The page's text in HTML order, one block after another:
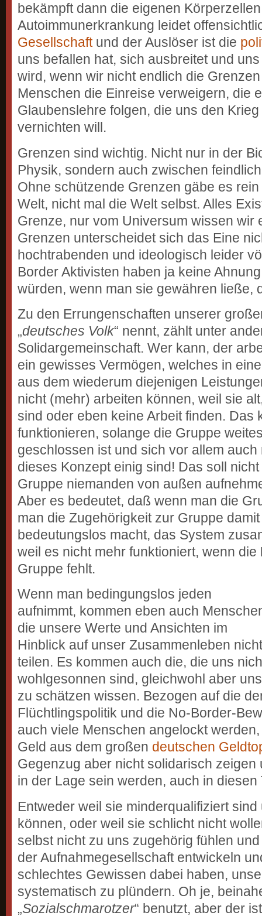
bekämpft dann die eigenen
Autoimmunerkrankung leidet
Gesellschaftund der Auslöser ist die
uns befallen hat, sich ausbreitet und
wird, wenn wir nicht endlich die
Menschen die Einreise verweigern, die
Glaubenslehre folgen, die uns den
vernichten will.
Grenzen sind wichtig. Nicht nur in der
Physik, sondern auch zwischen
Ohne schützende Grenzen gäbe es
Welt, nicht mal die Welt selbst. Alles
Grenze, nur vom Universum wissen wir
Grenzen unterscheidet sich das Eine
hochtrabenden und ideologisch leider
Border Aktivisten haben ja keine
würden, wenn man sie gewähren ließe,
Zu den Errungenschaften unserer
„deutsches Volk“ nennt, zählt unter
Solidargemeinschaft. Wer kann, der
ein gewisses Vermögen, welches in
aus dem wiederum diejenigen
nicht (mehr) arbeiten können, weil sie
sind oder eben keine Arbeit finden. Das
funktionieren, solange die Gruppe
geschlossen ist und sich vor allem
dieses Konzept einig sind! Das soll
Gruppe niemanden von außen
Aber es bedeutet, daß wenn man die
man die Zugehörigkeit zur Gruppe
bedeutungslos macht, das System
weil es nicht mehr funktioniert, wenn die
Gruppe fehlt.
Wenn man bedingungslos jeden
aufnimmt, kommen eben auch
die unsere Werte und Ansichten im
Hinblick auf unser Zusammenleben nicht
teilen. Es kommen auch die, die uns
wohlgesonnen sind, gleichwohl aber
zu schätzen wissen. Bezogen auf die
Flüchtlingspolitik und die No-Border-
auch viele Menschen angelockt
Geld aus dem großen deutschen
Gegenzug aber nicht solidarisch zeigen
in der Lage sein werden, auch in diesen
Entweder weil sie minderqualifiziert
können, oder weil sie schlicht nicht
selbst nicht zu uns zugehörig fühlen
der Aufnahmegesellschaft entwickeln
schlechtes Gewissen dabei haben,
systematisch zu plündern. Oh je,
„Sozialschmarotzer“ benutzt, aber der